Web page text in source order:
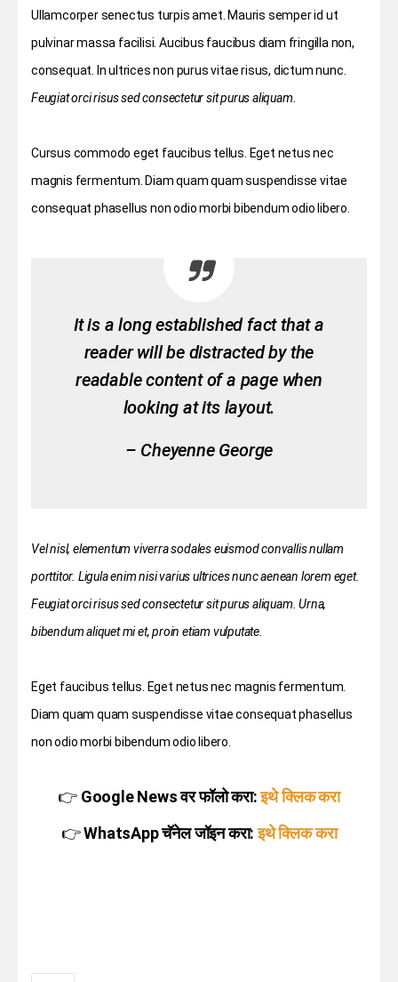
Ullamcorper senectus turpis amet. Mauris semper id ut
pulvinar massa facilisi. Aucibus faucibus diam fringilla non,
consequat. In ultrices non purus vitae risus, dictum nunc.
Feugiat orci risus sed consectetur sit purus aliquam.
Cursus commodo eget faucibus tellus. Eget netus nec
magnis fermentum. Diam quam quam suspendisse vitae
consequat phasellus non odio morbi bibendum odio libero.
It is a long established fact that a
reader will be distracted by the
readable content of a page when
looking at its layout.
– Cheyenne George
Vel nisl, elementum viverra sodales euismod convallis nullam
porttitor. Ligula enim nisi varius ultrices nunc aenean lorem eget.
Feugiat orci risus sed consectetur sit purus aliquam. Urna,
bibendum aliquet mi et, proin etiam vulputate.
Eget faucibus tellus. Eget netus nec magnis fermentum.
Diam quam quam suspendisse vitae consequat phasellus
non odio morbi bibendum odio libero.
👉 Google News वर फॉलो करा: इथे क्लिक करा
👉WhatsApp चॅनेल जॉइन करा: इथे क्लिक करा